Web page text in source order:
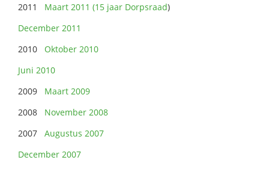
2011 Maart 2011 (15 jaar Dorpsraad)
December 2011
2010 Oktober 2010
Juni 2010
2009 Maart 2009
2008 November 2008
2007 Augustus 2007
December 2007